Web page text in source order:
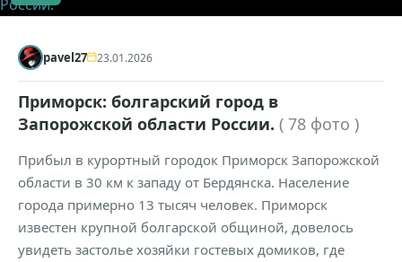
pavel27 23.01.2026
Приморск: болгарский город в
Запорожской области России. ( 78 фото )
Прибыл в курортный городок Приморск Запорожской
области в 30 км к западу от Бердянска. Население
города примерно 13 тысяч человек. Приморск
известен крупной болгарской общиной, довелось
увидеть застолье хозяйки гостевых домиков, где